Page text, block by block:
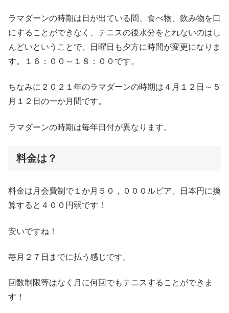
ラマダーンの時期は日が出ている間、食べ物、飲み物を口
にすることができなく、テニスの後水分をとれないのはし
んどいということで、日曜日も夕方に時間が変更になりま
す。１６：００～１８：００です。
ちなみに２０２１年のラマダーンの時期は４月１２日～５
月１２日の一か月間です。
ラマダーンの時期は毎年日付が異なります。
料金は？
料金は月会費制で１か月５０，０００ルピア、日本円に換
算すると４００円弱です！
安いですね！
毎月２７日までに払う感じです。
回数制限等はなく月に何回でもテニスすることができま
す！